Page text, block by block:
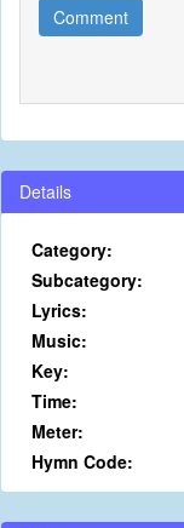
Comment
Details
Category:
Subcategory:
Lyrics:
Music:
Key:
Time:
Meter:
Hymn Code: